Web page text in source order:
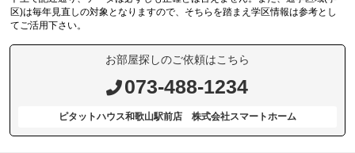
区)は毎年見直しの対象となりますので、そちらを踏まえ学区情報は参考とし
てご活用下さい。
お部屋探しのご依頼はこちら
073-488-1234
ピタットハウス和歌山駅前店 株式会社スマートホーム